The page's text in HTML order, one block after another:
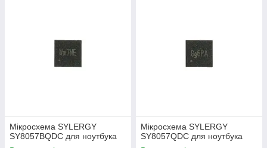
Мікросхема SYLERGY
SY8057BQDC для ноутбука
Мікросхема SYLERGY
SY8057QDC для ноутбука